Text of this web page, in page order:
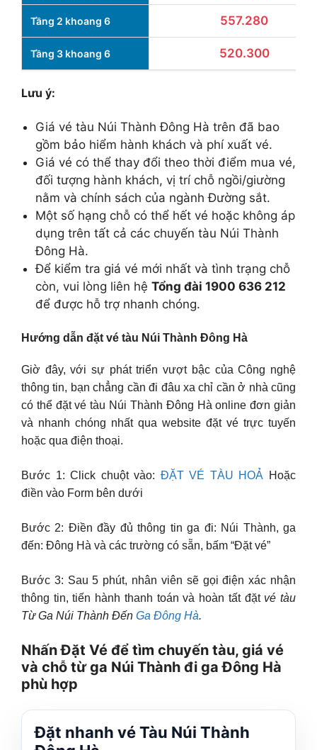
Tầng 2 khoang 6 557.280
Tầng 3 khoang 6 520.300
Lưu ý:
Giá vé tàu Núi Thành Đông Hà trên đã bao
gồm bảo hiểm hành khách và phí xuất vé.
Giá vé có thể thay đổi theo thời điểm mua vé,
đối tượng hành khách, vị trí chỗ ngồi/giường
nằm và chính sách của ngành Đường sắt.
Một số hạng chỗ có thể hết vé hoặc không áp
dụng trên tất cả các chuyến tàu Núi Thành
Đông Hà.
Để kiểm tra giá vé mới nhất và tình trạng chỗ
còn, vui lòng liên hệ Tổng đài 1900 636 212
để được hỗ trợ nhanh chóng.
Hướng dẫn đặt vé tàu Núi Thành Đông Hà
Giờ đây, với sự phát triển vượt bậc của Công nghệ
thông tin, bạn chẳng cần đi đâu xa chỉ cần ở nhà cũng
có thể đặt vé tàu Núi Thành Đông Hà online đơn giản
và nhanh chóng nhất qua website đặt vé trực tuyến
hoặc qua điện thoại.
Bước 1: Click chuột vào: ĐẶT VÉ TÀU HOẢ Hoặc
điền vào Form bên dưới
Bước 2: Điền đầy đủ thông tin ga đi: Núi Thành, ga
đến: Đông Hà và các trường có sẵn, bấm “Đặt vé”
Bước 3: Sau 5 phút, nhân viên sẽ gọi điện xác nhận
thông tin, tiến hành thanh toán và hoàn tất đặt vé tàu
Từ Ga Núi Thành Đến Ga Đông Hà.
Nhấn Đặt Vé để tìm chuyến tàu, giá vé
và chỗ từ ga Núi Thành đi ga Đông Hà
phù hợp
Đặt nhanh vé Tàu Núi Thành